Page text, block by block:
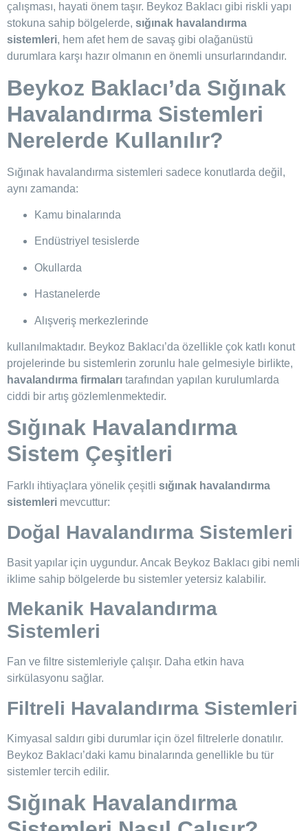
çalışması, hayati önem taşır. Beykoz Baklacı gibi riskli yapı
stokuna sahip bölgelerde, sığınak havalandırma
sistemleri, hem afet hem de savaş gibi olağanüstü
durumlara karşı hazır olmanın en önemli unsurlarındandır.
Beykoz Baklacı’da Sığınak
Havalandırma Sistemleri
Nerelerde Kullanılır?
Sığınak havalandırma sistemleri sadece konutlarda değil,
aynı zamanda:
Kamu binalarında
Endüstriyel tesislerde
Okullarda
Hastanelerde
Alışveriş merkezlerinde
kullanılmaktadır. Beykoz Baklacı’da özellikle çok katlı konut
projelerinde bu sistemlerin zorunlu hale gelmesiyle birlikte,
havalandırma firmaları tarafından yapılan kurulumlarda
ciddi bir artış gözlemlenmektedir.
Sığınak Havalandırma
Sistem Çeşitleri
Farklı ihtiyaçlara yönelik çeşitli sığınak havalandırma
sistemleri mevcuttur:
Doğal Havalandırma Sistemleri
Basit yapılar için uygundur. Ancak Beykoz Baklacı gibi nemli
iklime sahip bölgelerde bu sistemler yetersiz kalabilir.
Mekanik Havalandırma
Sistemleri
Fan ve filtre sistemleriyle çalışır. Daha etkin hava
sirkülasyonu sağlar.
Filtreli Havalandırma Sistemleri
Kimyasal saldırı gibi durumlar için özel filtrelerle donatılır.
Beykoz Baklacı’daki kamu binalarında genellikle bu tür
sistemler tercih edilir.
Sığınak Havalandırma